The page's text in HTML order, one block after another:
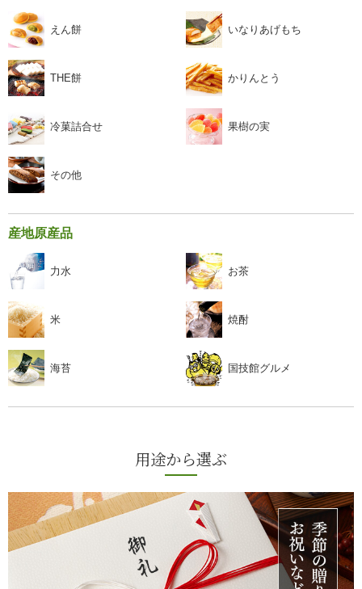
えん餅 いなりあげもち
THE餅 かりんとう
冷菓詰合せ 果樹の実
その他
産地原産品
力水 お茶
米 焼酎
海苔 国技館グルメ
用途から選ぶ